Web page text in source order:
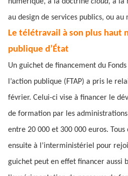
au design de services publics, ou au
Le télétravail à son plus haut
publique d’État
Un guichet de financement du
l’action publique (FTAP) a pris le
février. Celui-ci vise à financer le
de formation par les
entre 20 000 et 300 000 euros. Tous
ensuite à l’interministériel pour
guichet peut en effet financer aussi